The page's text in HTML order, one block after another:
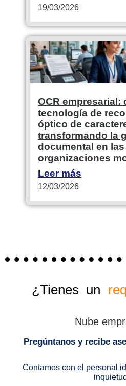
19/03/2026
OCR empresarial:
tecnología de
óptico de
transformando la
documental en las
organizaciones
Leer más
12/03/2026
¿Tienes un
Nube
Pregúntanos y recibe
Contamos con el personal